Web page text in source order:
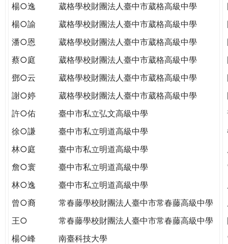
楊○逸
葳格學校財團法人臺中市葳格高級中學
楊○諭
葳格學校財團法人臺中市葳格高級中學
潘○恩
葳格學校財團法人臺中市葳格高級中學
蔡○庭
葳格學校財團法人臺中市葳格高級中學
鄧○云
葳格學校財團法人臺中市葳格高級中學
謝○婷
葳格學校財團法人臺中市葳格高級中學
許○佑
臺中市私立弘文高級中學
徐○謙
臺中市私立明道高級中學
林○庭
臺中市私立明道高級中學
詹○寰
臺中市私立明道高級中學
林○逸
臺中市私立明道高級中學
曾○裔
常春藤學校財團法人臺中市常春藤高級中學
王○
常春藤學校財團法人臺中市常春藤高級中學
楊○峰
南臺科技大學